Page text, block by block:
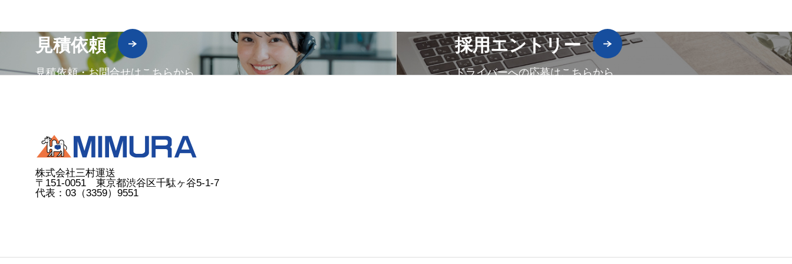
見積依頼
見積依頼・お問合せはこちらから
採用エントリー
ドライバーへの応募はこちらから
株式会社三村運送
〒151-0051 東京都渋谷区千駄ヶ谷5-1-7
代表：03（3359）9551